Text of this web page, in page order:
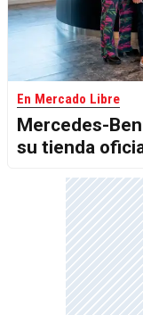
En Mercado Libre
Mercedes-
su tienda